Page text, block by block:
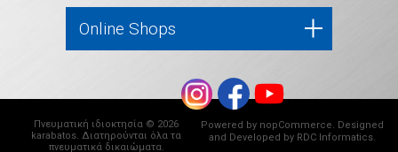
Online Shops
Πνευματική ιδιοκτησία © 2026
karabatos. Διατηρούνται όλα τα
πνευματικά δικαιώματα.
Powered by nopCommerce. Designed
and Developed by RDC Informatics.